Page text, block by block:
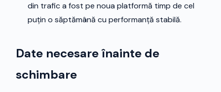
din trafic a fost pe noua platformă timp de cel
puțin o săptămână cu performanță stabilă.
Date necesare înainte de
schimbare